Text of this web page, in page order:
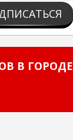
В ГОРОДЕ